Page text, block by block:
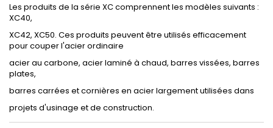
Les produits de la série XC comprennent les modèles suivants :
XC40,
XC42, XC50. Ces produits peuvent être utilisés efficacement
pour couper l'acier ordinaire
acier au carbone, acier laminé à chaud, barres vissées, barres
plates,
barres carrées et cornières en acier largement utilisées dans
projets d'usinage et de construction.